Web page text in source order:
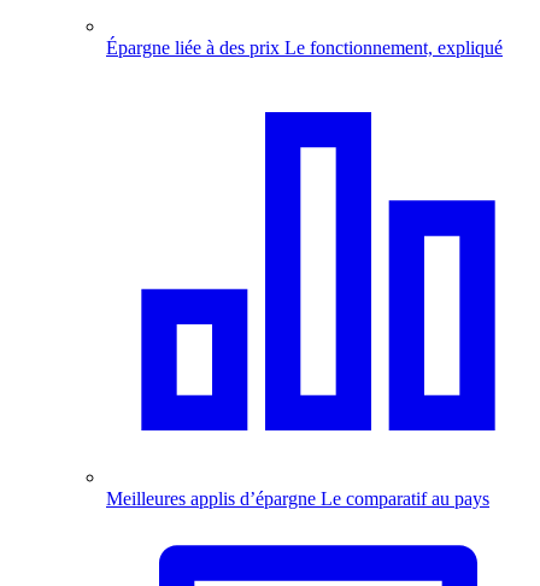
Épargne liée à des prix Le fonctionnement, expliqué
Meilleures applis d’épargne Le comparatif au pays